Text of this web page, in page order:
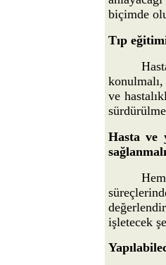
biçimde
Tıp
ve
Hasta ve
işletecek